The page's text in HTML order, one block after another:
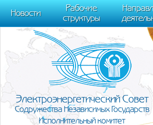
m[i].l=1*new Date(); for (var j = 0; j <
trackLinks:true, accurateTrackBounce:true });
Новости
Рабочие
структуры
Электроэнергетический Совет
Содружества Независимых Государств
Исполнительный комитет